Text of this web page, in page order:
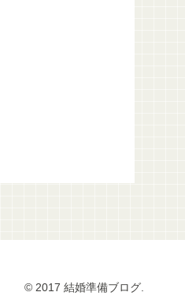
© 2017 結婚準備ブログ.